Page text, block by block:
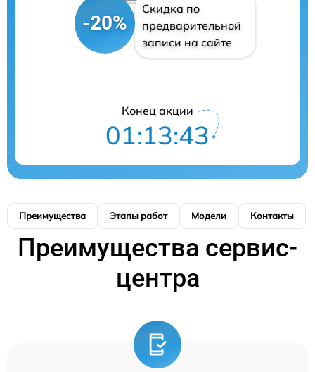
-20%
Скидка по
предварительной
записи на сайте
Конец акции
01:13:42
Преимущества Этапы работ Модели Контакты
Преимущества сервис-
центра